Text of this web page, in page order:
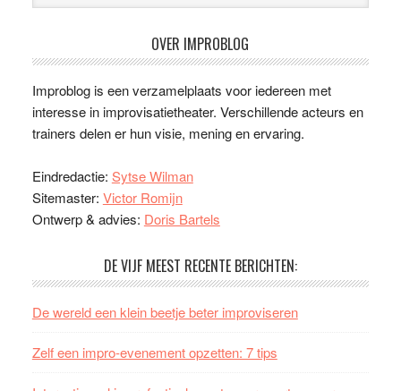
OVER IMPROBLOG
Improblog is een verzamelplaats voor iedereen met
interesse in improvisatietheater. Verschillende acteurs en
trainers delen er hun visie, mening en ervaring.
Eindredactie: Sytse Wilman
Sitemaster: Victor Romijn
Ontwerp & advies: Doris Bartels
DE VIJF MEEST RECENTE BERICHTEN:
De wereld een klein beetje beter improviseren
Zelf een impro-evenement opzetten: 7 tips